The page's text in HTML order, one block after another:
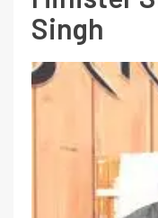
Singh